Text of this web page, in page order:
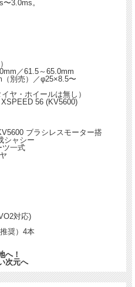
3.0ms。
／61.5～65.0mm
別売）／φ25×8.5〜
ヤ・ホイールは無し）
56 (KV5600)
ブラシレスモーター搭
シャシー
ツ一式
対応)
奨）4本
へ！
次元へ